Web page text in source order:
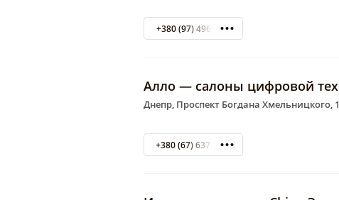
+380 (97) 4969064
Алло — салоны цифровой
Днепр, Проспект Богдана Хмельницкого,
+380 (67) 637-03-66